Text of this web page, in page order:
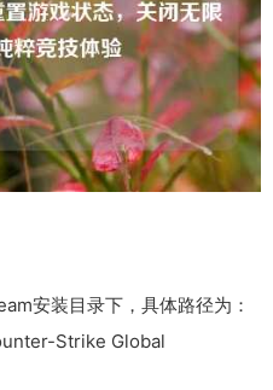
安装目录下，具体路径为：
Strike Global